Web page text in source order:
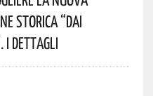
Storica “Dai
I Dettagli